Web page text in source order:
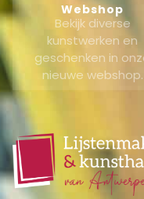
Webshop
Bekijk diverse
kunstwerken en
geschenken in
nieuwe webshop.